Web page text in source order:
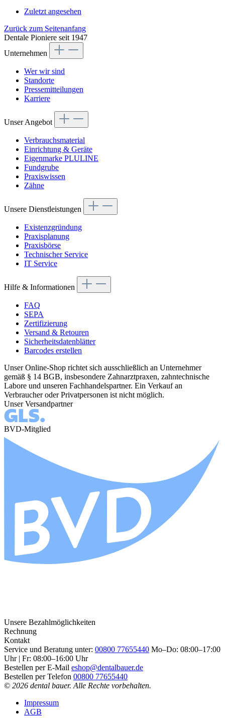
Zuletzt angesehen
Zurück zum Seitenanfang
Dentale Pioniere seit 1947
Unternehmen
Wer wir sind
Standorte
Pressemitteilungen
Karriere
Unser Angebot
Verbrauchsmaterial
Einrichtung & Geräte
Eigenmarke PLULINE
Fundgrube
Praxiswissen
Zähne
Unsere Dienstleistungen
Existenzgründung
Praxisplanung
Praxisbörse
Technischer Service
IT Service
Hilfe & Informationen
FAQ
SEPA
Zertifizierung
Versand & Retouren
Sicherheitsdatenblätter
Barcodes erstellen
Unser Online-Shop richtet sich ausschließlich an Unternehmer
gemäß § 14 BGB, insbesondere Zahnarztpraxen, zahntechnische
Labore und unseren Fachhandelspartner. Ein Verkauf an
Verbraucher oder Privatpersonen ist nicht möglich.
Unser Versandpartner
BVD-Mitglied
Unsere Bezahlmöglichkeiten
Rechnung
Kontakt
Service und Beratung unter: 00800 77655440 Mo–Do: 08:00–17:00
Uhr | Fr: 08:00–16:00 Uhr
Bestellen per E-Mail eshop@dentalbauer.de
Bestellen per Telefon 00800 77655440
© 2026 dental bauer. Alle Rechte vorbehalten.
Impressum
AGB